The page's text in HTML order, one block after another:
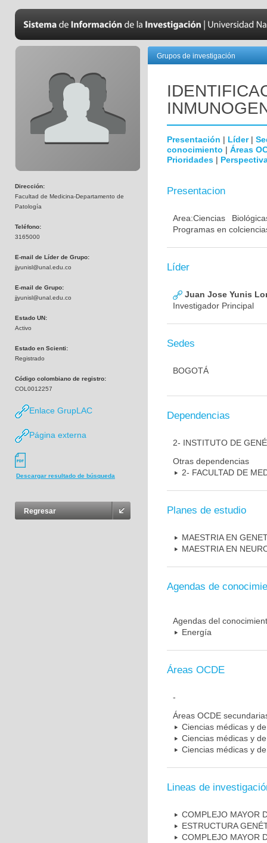
Dirección:
Facultad de Medicina-Departamento de
Patología
Teléfono:
3165000
E-mail de Líder de Grupo:
jjyunisl@unal.edu.co
E-mail de Grupo:
jjyunisl@unal.edu.co
Estado UN:
Activo
Estado en Scienti:
Registrado
Código colombiano de registro:
COL0012257
Enlace GrupLAC
Página externa
Descargar resultado de búsqueda
Regresar
Grupos de investigación
Presentación | Líder|
conocimiento | Áreas
Prioridades |
Presentacion
Area:Ciencias
Programas en
Líder
Juan Jose Yunis
Investigador Principal
Sedes
BOGOTÁ
Dependencias
2- INSTITUTO DE
Otras dependencias
2- FACULTAD DE
Planes de estudio
MAESTRIA EN
MAESTRIA EN
Agendas de
Agendas del
Energía
Áreas OCDE
-
Áreas OCDE
Ciencias médicas y
Ciencias médicas y
Ciencias médicas y
Lineas de
COMPLEJO MAYOR
ESTRUCTURA
COMPLEJO MAYOR